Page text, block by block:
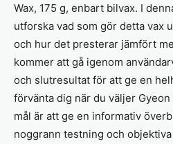
Wax, 175 g, enbart bilvax. I
utforska vad som gör detta vax
och hur det presterar jämfört
kommer att gå igenom
och slutresultat för att ge en
förvänta dig när du väljer Gyeon
mål är att ge en informativ
noggrann testning och